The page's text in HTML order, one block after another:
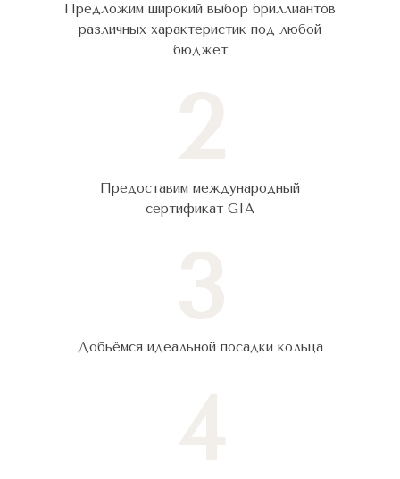
Предложим широкий выбор бриллиантов
различных характеристик под любой
бюджет
Предоставим международный
сертификат GIA
Добьёмся идеальной посадки кольца